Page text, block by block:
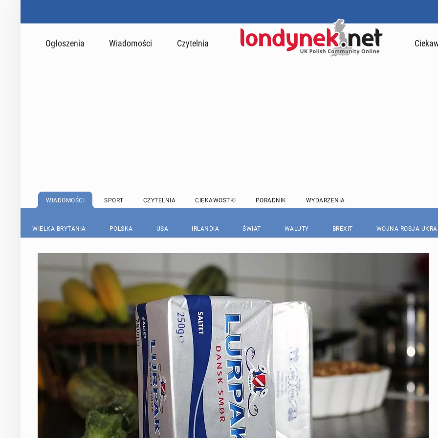
Ogłoszenia Wiadomości Czytelnia
WIADOMOŚCI SPORT CZYTELNIA CIEKAWOSTKI PORADNIK WYDARZENIA
WIELKA BRYTANIA POLSKA USA IRLANDIA ŚWIAT WALUTY BREXIT WOJNA ROSJA-